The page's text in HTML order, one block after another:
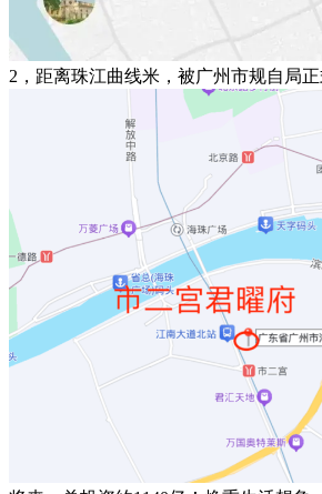
2，距离珠江曲线米，被广州市规自局正